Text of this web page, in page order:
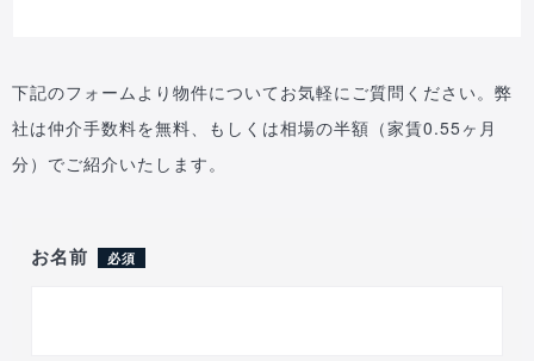
下記のフォームより物件についてお気軽にご質問ください。弊
社は仲介手数料を無料、もしくは相場の半額（家賃0.55ヶ月
分）でご紹介いたします。
お名前 必須